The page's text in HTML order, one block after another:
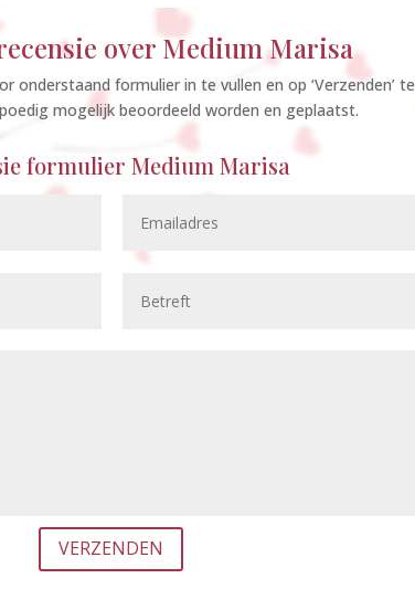
over Medium Marisa
onderstaand formulier in te vullen en op ‘Verzenden’ te
mogelijk beoordeeld worden en geplaatst.
formulier Medium Marisa
VERZENDEN